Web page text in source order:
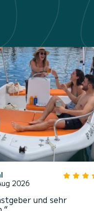
2026
und sehr